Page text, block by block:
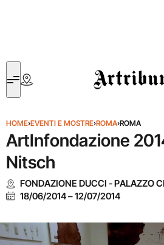
Artribune
HOME›EVENTI E MOSTRE›ROMA›ROMA
ArtInfondazione
Nitsch
FONDAZIONE DUCCI - PALAZZO
18/06/2014–12/07/2014